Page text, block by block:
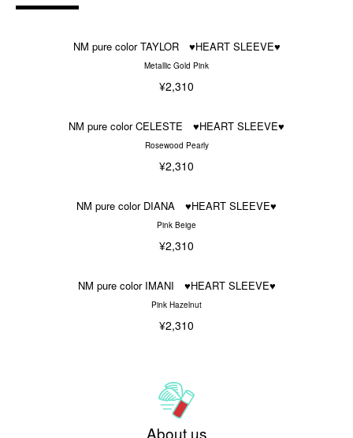
NM pure color TAYLOR ♥HEART SLEEVE♥
Metallic Gold Pink
¥2,310
NM pure color CELESTE ♥HEART SLEEVE♥
Rosewood Pearly
¥2,310
NM pure color DIANA ♥HEART SLEEVE♥
Pink Beige
¥2,310
NM pure color IMANI ♥HEART SLEEVE♥
Pink Hazelnut
¥2,310
About us